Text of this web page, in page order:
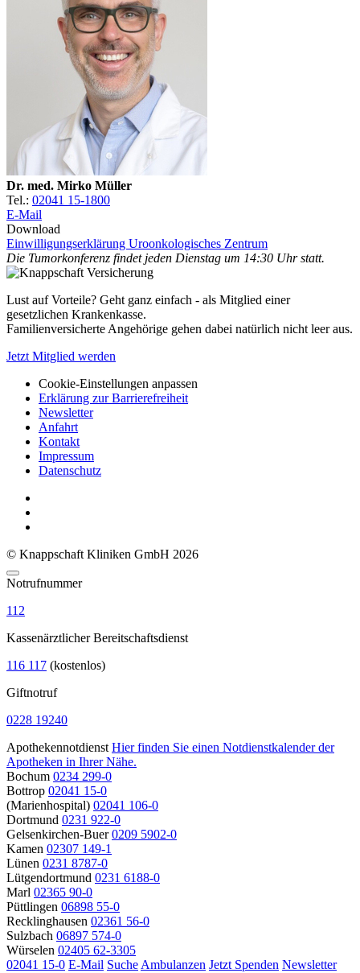
Dr. med. Mirko Müller
Tel.: 02041 15-1800
E-Mail
Download
Einwilligungserklärung Uroonkologisches Zentrum
Die Tumorkonferenz findet jeden Dienstag um 14:30 Uhr statt.
Lust auf Vorteile? Geht ganz einfach - als Mitglied einer
gesetzlichen Krankenkasse.
Familienversicherte Angehörige gehen dabei natürlich nicht leer aus.
Jetzt Mitglied werden
Cookie-Einstellungen anpassen
Erklärung zur Barrierefreiheit
Newsletter
Anfahrt
Kontakt
Impressum
Datenschutz
© Knappschaft Kliniken GmbH 2026
Notrufnummer
112
Kassenärztlicher Bereitschaftsdienst
116 117 (kostenlos)
Giftnotruf
0228 19240
Apothekennotdienst Hier finden Sie einen Notdienstkalender der
Apotheken in Ihrer Nähe.
Bochum 0234 299-0
Bottrop 02041 15-0
(Marienhospital) 02041 106-0
Dortmund 0231 922-0
Gelsenkirchen-Buer 0209 5902-0
Kamen 02307 149-1
Lünen 0231 8787-0
Lütgendortmund 0231 6188-0
Marl 02365 90-0
Püttlingen 06898 55-0
Recklinghausen 02361 56-0
Sulzbach 06897 574-0
Würselen 02405 62-3305
02041 15-0 E-Mail Suche Ambulanzen Jetzt Spenden Newsletter